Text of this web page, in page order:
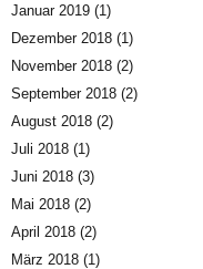
Januar 2019 (1)
Dezember 2018 (1)
November 2018 (2)
September 2018 (2)
August 2018 (2)
Juli 2018 (1)
Juni 2018 (3)
Mai 2018 (2)
April 2018 (2)
März 2018 (1)